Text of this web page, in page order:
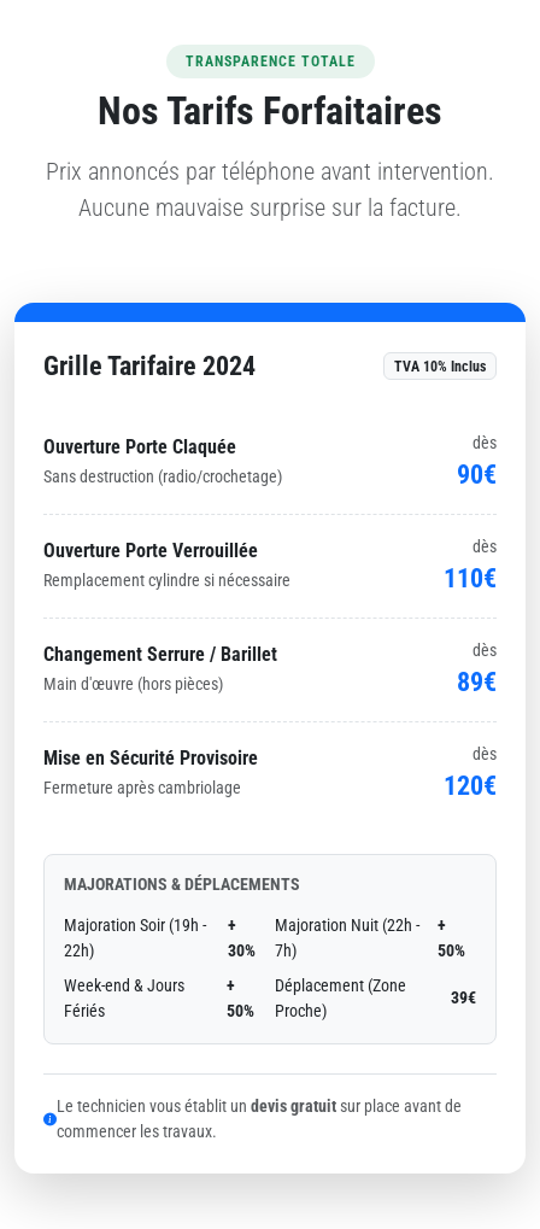
TRANSPARENCE TOTALE
Nos Tarifs Forfaitaires
Prix annoncés par téléphone avant intervention.
Aucune mauvaise surprise sur la facture.
Grille Tarifaire 2024 TVA 10% Inclus
Ouverture Porte Claquée
Sans destruction (radio/crochetage)
dès
90€
Ouverture Porte Verrouillée
Remplacement cylindre si nécessaire
dès
110€
Changement Serrure / Barillet
Main d'œuvre (hors pièces)
dès
89€
Mise en Sécurité Provisoire
Fermeture après cambriolage
dès
120€
MAJORATIONS & DÉPLACEMENTS
Majoration Soir (19h -
22h)
+
30%
Majoration Nuit (22h -
7h)
+
50%
Week-end & Jours
Fériés
+
50%
Déplacement (Zone
Proche)
39€
Le technicien vous établit un devis gratuitsur place avant de
commencer les travaux.